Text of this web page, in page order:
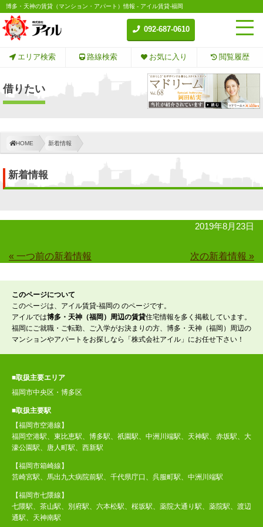
博多・天神の賃貸（マンション・アパート）情報 - アイル賃貸-福岡
092-687-0610
エリア検索 路線検索 お気に入り 閲覧履歴
借りたい
HOME 新着情報
新着情報
2019年8月23日
« 一つ前の新着情報 次の新着情報 »
このページについて
このページは、アイル賃貸-福岡の のページです。
アイルでは博多・天神（福岡）周辺の賃貸住宅情報を多く掲載しています。
福岡にご就職・ご転勤、ご入学がお決まりの方、博多・天神（福岡）周辺の
マンションやアパートをお探しなら「株式会社アイル」にお任せ下さい！
■取扱主要エリア
福岡市中央区・博多区
■取扱主要駅
【福岡市空港線】
福岡空港駅、東比恵駅、博多駅、祇園駅、中洲川端駅、天神駅、赤坂駅、大
濠公園駅、唐人町駅、西新駅
【福岡市箱崎線】
筥崎宮駅、馬出九大病院前駅、千代県庁口、呉服町駅、中洲川端駅
【福岡市七隈線】
七隈駅、茶山駅、別府駅、六本松駅、桜坂駅、薬院大通り駅、薬院駅、渡辺
通駅、天神南駅